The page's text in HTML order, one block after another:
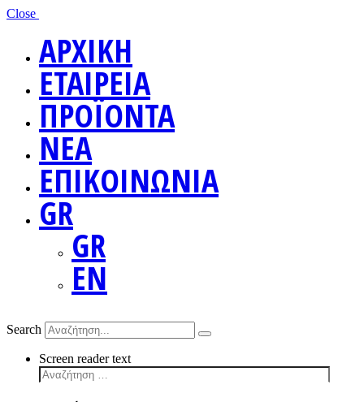
Close
ΑΡΧΙΚΗ
ΕΤΑΙΡΕΙΑ
ΠΡΟΪΟΝΤΑ
ΝΕΑ
ΕΠΙΚΟΙΝΩΝΙΑ
GR
GR
EN
Search
Screen reader text